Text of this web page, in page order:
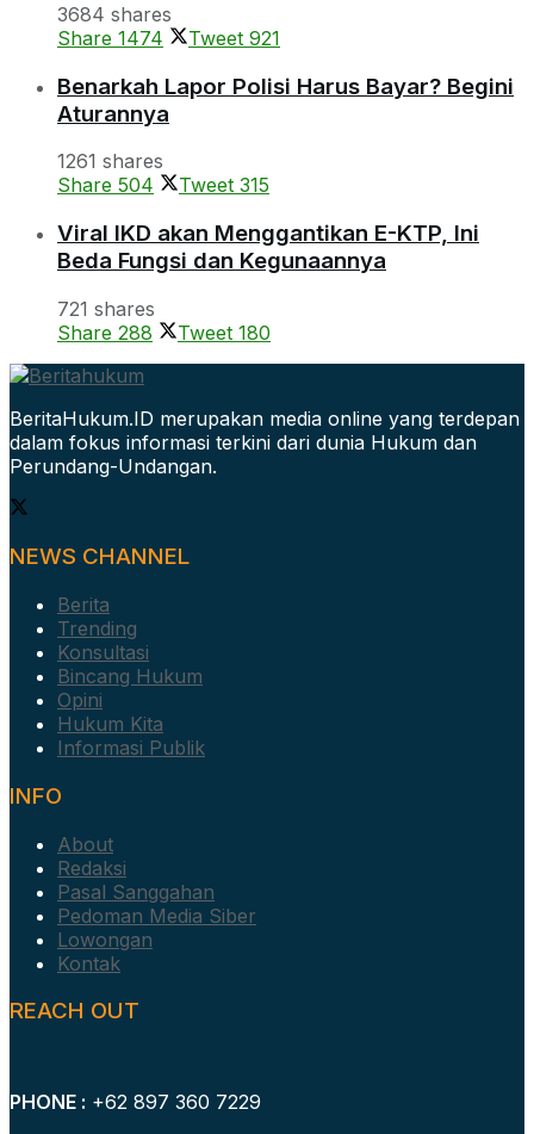
3684 shares
Share 1474 Tweet 921
Benarkah Lapor Polisi Harus Bayar? Begini
Aturannya
1261 shares
Share 504 Tweet 315
Viral IKD akan Menggantikan E-KTP, Ini
Beda Fungsi dan Kegunaannya
721 shares
Share 288 Tweet 180
BeritaHukum.ID merupakan media online yang terdepan
dalam fokus informasi terkini dari dunia Hukum dan
Perundang-Undangan.
NEWS CHANNEL
Berita
Trending
Konsultasi
Bincang Hukum
Opini
Hukum Kita
Informasi Publik
INFO
About
Redaksi
Pasal Sanggahan
Pedoman Media Siber
Lowongan
Kontak
REACH OUT
PHONE : +62 897 360 7229